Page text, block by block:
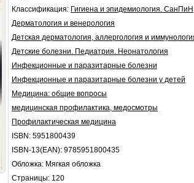
Классификация: Гигиена и эпидемиология. СанПиН
Дерматология и венерология
Детская дерматология, аллергология и
Детские болезни. Педиатрия. Неонатология
Инфекционные и паразитарные болезни
Инфекционные и паразитарные болезни у детей
Медицина: общие вопросы
медицинская профилактика, медосмотры
Профилактическая медицина
ISBN: 5951800439
ISBN-13(EAN): 9785951800435
Обложка: Мягкая обложка
Страницы: 120